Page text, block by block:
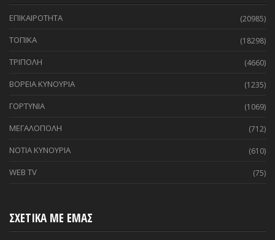
ΕΠΙΚΑΙΡΟΤΗΤΑ (20985)
ΤΟΠΙΚΑ (18298)
ΤΡΙΠΟΛΗ (4660)
ΒΟΡΕΙΑ ΚΥΝΟΥΡΙΑ (1235)
ΓΟΡΤΥΝΙΑ (1069)
ΜΕΓΑΛΟΠΟΛΗ (712)
ΝΟΤΙΑ ΚΥΝΟΥΡΙΑ (610)
WEB TV (75)
ΣΧΕΤΙΚΑ ΜΕ ΕΜΑΣ